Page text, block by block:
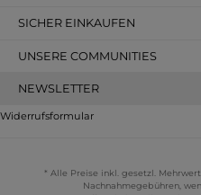
SICHER EINKAUFEN
UNSERE COMMUNITIES
NEWSLETTER
Widerrufsformular
* Alle Preise inkl. gesetzl.
Nachnahmegebühren,